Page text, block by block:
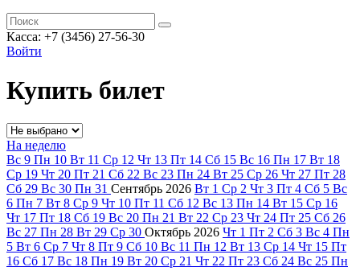
Касса: +7 (3456) 27-56-30
Войти
Купить билет
На неделю
Вс 9 Пн 10 Вт 11 Ср 12 Чт 13 Пт 14 Сб 15 Вс 16 Пн 17 Вт 18
Ср 19 Чт 20 Пт 21 Сб 22 Вс 23 Пн 24 Вт 25 Ср 26 Чт 27 Пт 28
Сб 29 Вс 30 Пн 31 Сентябрь 2026 Вт 1 Ср 2 Чт 3 Пт 4 Сб 5 Вс
6 Пн 7 Вт 8 Ср 9 Чт 10 Пт 11 Сб 12 Вс 13 Пн 14 Вт 15 Ср 16
Чт 17 Пт 18 Сб 19 Вс 20 Пн 21 Вт 22 Ср 23 Чт 24 Пт 25 Сб 26
Вс 27 Пн 28 Вт 29 Ср 30 Октябрь 2026 Чт 1 Пт 2 Сб 3 Вс 4 Пн
5 Вт 6 Ср 7 Чт 8 Пт 9 Сб 10 Вс 11 Пн 12 Вт 13 Ср 14 Чт 15 Пт
16 Сб 17 Вс 18 Пн 19 Вт 20 Ср 21 Чт 22 Пт 23 Сб 24 Вс 25 Пн